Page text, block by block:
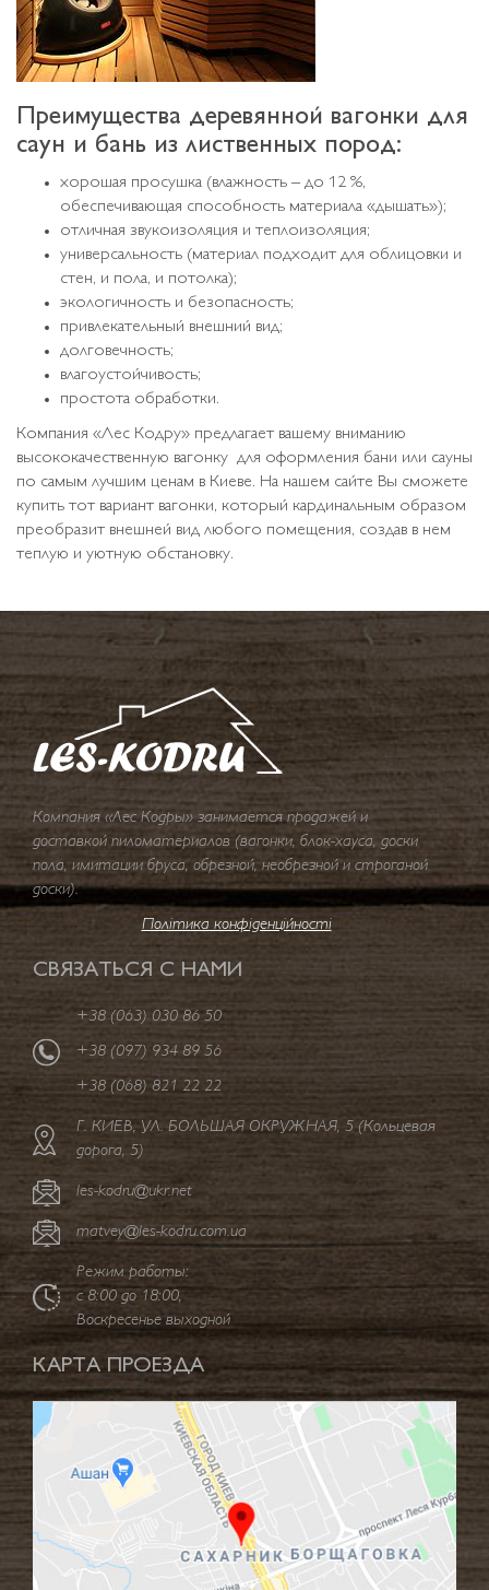
Преимущества деревянной вагонки для
саун и бань из лиственных пород:
хорошая просушка (влажность – до 12 %,
обеспечивающая способность материала «дышать»);
отличная звукоизоляция и теплоизоляция;
универсальность (материал подходит для облицовки и
стен, и пола, и потолка);
экологичность и безопасность;
привлекательный внешний вид;
долговечность;
влагоустойчивость;
простота обработки.
Компания «Лес Кодру» предлагает вашему вниманию
высококачественную вагонку для оформления бани или сауны
по самым лучшим ценам в Киеве. На нашем сайте Вы сможете
купить тот вариант вагонки, который кардинальным образом
преобразит внешней вид любого помещения, создав в нем
теплую и уютную обстановку.
Компания «Лес Кодры» занимается продажей и
доставкой пиломатериалов (вагонки, блок-хауса, доски
пола, имитации бруса, обрезной, необрезной и строганой
доски).
Політика конфіденційності
СВЯЗАТЬСЯ С НАМИ
+38 (063) 030 86 50
+38 (097) 934 89 56
+38 (068) 821 22 22
Г. КИЕВ, УЛ. БОЛЬШАЯ ОКРУЖНАЯ, 5 (Кольцевая
дорога, 5)
les-kodru@ukr.net
matvey@les-kodru.com.ua
Режим работы:
с 8:00 до 18:00,
Воскресенье выходной
КАРТА ПРОЕЗДА